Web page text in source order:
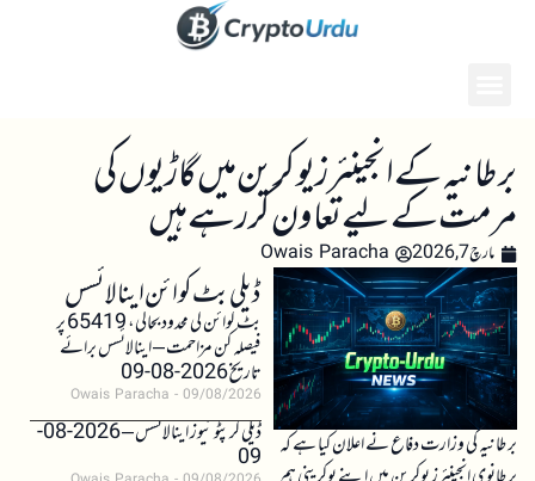
برطانیہ کے انجینئرز یوکرین میں گاڑیوں کی
مرمت کے لیے تعاون کر رہے ہیں
مارچ 7, 2026 Owais Paracha
برطانیہ کی وزارت دفاع نے اعلان کیا ہے کہ
ڈیلی بٹ کوائن اینالائسس
بٹ کوائن کی محدود بحالی، 65419 پر
فیصلہ کن مزاحمت – اینالائسس برائے
تاریخ 2026-08-09
Owais Paracha 09/08/2026
ڈیلی کرپٹو نیوز اینالائسس – 2026-08-
09